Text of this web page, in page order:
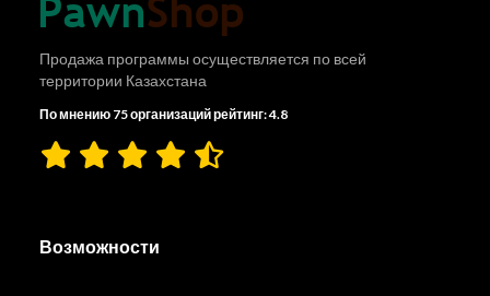
Продажа программы осуществляется по всей
территории Казахстана
По мнению 75 организаций рейтинг: 4.8
Возможности